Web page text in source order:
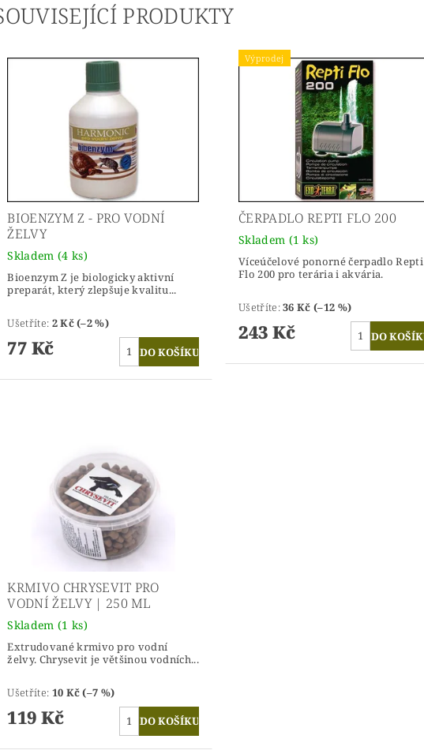
PRODUKTY
BIOENZYM Z - PRO VODNÍ
ŽELVY
Skladem (4 ks)
Bioenzym Z je biologicky aktivní
preparát, který zlepšuje kvalitu...
Ušetříte: 2 Kč (–2 %)
77 Kč
Výprodej
ČERPADLO REPTI FLO 200
Skladem (1 ks)
Víceúčelové ponorné čerpadlo Repti
Flo 200 pro terária i akvária.
Ušetříte:36 Kč (–12 %)
243 Kč
KRMIVO CHRYSEVIT PRO
VODNÍ ŽELVY | 250 ML
Skladem (1 ks)
Extrudované krmivo pro vodní
želvy. Chrysevit je většinou vodních...
Ušetříte: 10 Kč (–7 %)
119 Kč